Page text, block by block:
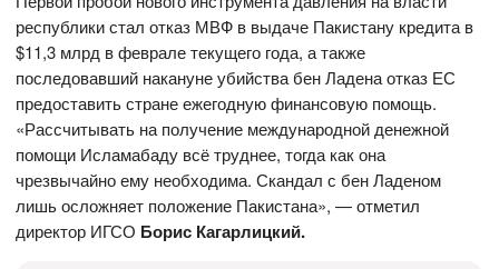
республики стал отказ МВФ в выдаче Пакистану кредита в
$11,3 млрд в феврале текущего года, а также
последовавший накануне убийства бен Ладена отказ ЕС
предоставить стране ежегодную финансовую помощь.
«Рассчитывать на получение международной денежной
помощи Исламабаду всё труднее, тогда как она
чрезвычайно ему необходима. Скандал с бен Ладеном
лишь осложняет положение Пакистана», — отметил
директор ИГСО Борис Кагарлицкий.